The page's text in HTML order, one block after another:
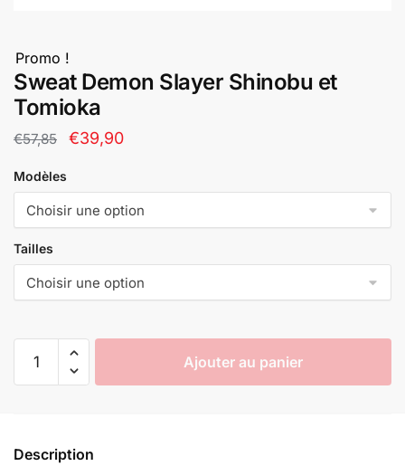
Promo !
Sweat Demon Slayer Shinobu et
Tomioka
€57,85
Le
initial
était :
€39,90Le
actuel
est :
Modèles
Tailles
Shinobu
Ajouter au panier
Description